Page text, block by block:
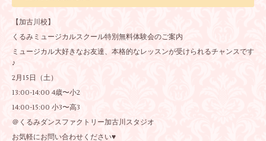
【加古川校】
くるみミュージカルスクール特別無料体験会のご案内
ミュージカル大好きなお友達、本格的なレッスンが受けられるチャンスです
♪
2月15日（土）
13:00-14:00 4歳〜小2
14:00-15:00 小3〜高3
＠くるみダンスファクトリー加古川スタジオ
お気軽にお問い合わせください♥